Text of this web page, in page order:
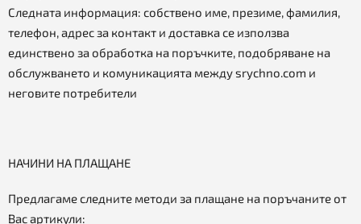
Следната информация: собствено име, презиме, фамилия,
телефон, адрес за контакт и доставка се използва
единствено за обработка на поръчките, подобряване на
обслужването и комуникацията между srychno.com и
неговите потребители
НАЧИНИ НА ПЛАЩАНЕ
Предлагаме следните методи за плащане на поръчаните от
Вас артикули: